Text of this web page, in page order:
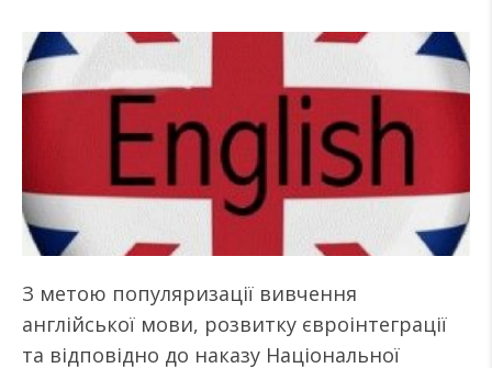
З метою популяризації вивчення
англійської мови, розвитку євроінтеграції
та відповідно до наказу Національної